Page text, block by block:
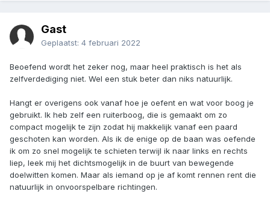
Gast
Geplaatst: 4 februari 2022
Beoefend wordt het zeker nog, maar heel praktisch is het als
zelfverdediging niet. Wel een stuk beter dan niks natuurlijk.
Hangt er overigens ook vanaf hoe je oefent en wat voor boog je
gebruikt. Ik heb zelf een ruiterboog, die is gemaakt om zo
compact mogelijk te zijn zodat hij makkelijk vanaf een paard
geschoten kan worden. Als ik de enige op de baan was oefende
ik om zo snel mogelijk te schieten terwijl ik naar links en rechts
liep, leek mij het dichtsmogelijk in de buurt van bewegende
doelwitten komen. Maar als iemand op je af komt rennen rent die
natuurlijk in onvoorspelbare richtingen.